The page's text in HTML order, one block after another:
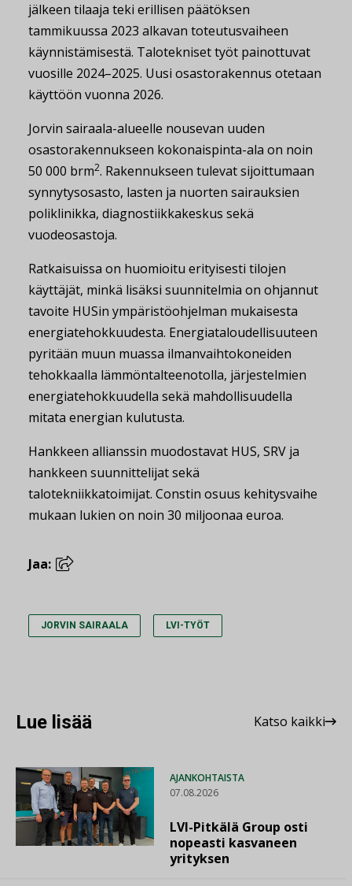
jälkeen tilaaja teki erillisen päätöksen
tammikuussa 2023 alkavan toteutusvaiheen
käynnistämisestä. Talotekniset työt painottuvat
vuosille 2024–2025. Uusi osastorakennus otetaan
käyttöön vuonna 2026.
Jorvin sairaala-alueelle nousevan uuden
osastorakennukseen kokonaispinta-ala on noin
50 000 brm2. Rakennukseen tulevat sijoittumaan
synnytysosasto, lasten ja nuorten sairauksien
poliklinikka, diagnostiikkakeskus sekä
vuodeosastoja.
Ratkaisuissa on huomioitu erityisesti tilojen
käyttäjät, minkä lisäksi suunnitelmia on ohjannut
tavoite HUSin ympäristöohjelman mukaisesta
energiatehokkuudesta. Energiataloudellisuuteen
pyritään muun muassa ilmanvaihtokoneiden
tehokkaalla lämmöntalteenotolla, järjestelmien
energiatehokkuudella sekä mahdollisuudella
mitata energian kulutusta.
Hankkeen allianssin muodostavat HUS, SRV ja
hankkeen suunnittelijat sekä
talotekniikkatoimijat. Constin osuus kehitysvaihe
mukaan lukien on noin 30 miljoonaa euroa.
Jaa:
JORVIN SAIRAALA LVI-TYÖT
Lue lisää Katso kaikki
AJANKOHTAISTA
07.08.2026
LVI-Pitkälä Group osti
nopeasti kasvaneen
yrityksen